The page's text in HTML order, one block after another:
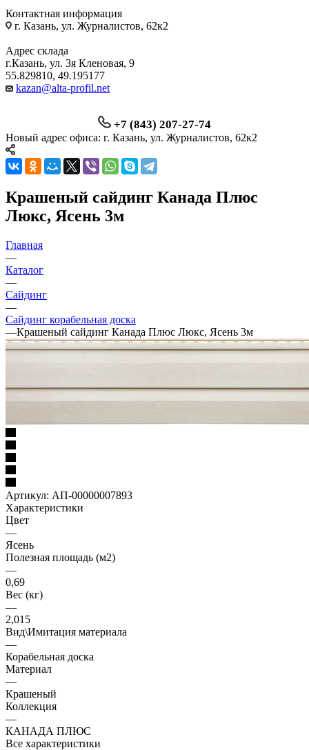
Контактная информация
г. Казань, ул. Журналистов, 62к2
Адрес склада
г.Казань, ул. 3я Кленовая, 9
55.829810, 49.195177
kazan@alta-profil.net
+7 (843) 207-27-74
Новый адрес офиса: г. Казань, ул. Журналистов, 62к2
Крашеный сайдинг Канада Плюс
Люкс, Ясень 3м
Главная
—
Каталог
—
Сайдинг
—
Сайдинг корабельная доска
—Крашеный сайдинг Канада Плюс Люкс, Ясень 3м
Артикул: АП-00000007893
Характеристики
Цвет
—
Ясень
Полезная площадь (м2)
—
0,69
Вес (кг)
—
2,015
Вид\Имитация материала
—
Корабельная доска
Материал
—
Крашеный
Коллекция
—
КАНАДА ПЛЮС
Все характеристики